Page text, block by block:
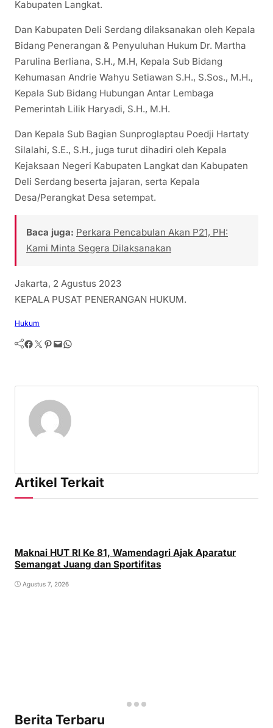
Kabupaten Langkat.
Dan Kabupaten Deli Serdang dilaksanakan oleh Kepala
Bidang Penerangan & Penyuluhan Hukum Dr. Martha
Parulina Berliana, S.H., M.H, Kepala Sub Bidang
Kehumasan Andrie Wahyu Setiawan S.H., S.Sos., M.H.,
Kepala Sub Bidang Hubungan Antar Lembaga
Pemerintah Lilik Haryadi, S.H., M.H.
Dan Kepala Sub Bagian Sunproglaptau Poedji Hartaty
Silalahi, S.E., S.H., juga turut dihadiri oleh Kepala
Kejaksaan Negeri Kabupaten Langkat dan Kabupaten
Deli Serdang beserta jajaran, serta Kepala
Desa/Perangkat Desa setempat.
Baca juga: Perkara Pencabulan Akan P21, PH:
Kami Minta Segera Dilaksanakan
Jakarta, 2 Agustus 2023
KEPALA PUSAT PENERANGAN HUKUM.
Hukum
Facebook Twitter Pinterest Mail WhatsApp
Artikel Terkait
Maknai HUT RI Ke 81, Wamendagri Ajak Aparatur
Semangat Juang dan Sportifitas
Agustus 7, 2026
Berita Terbaru